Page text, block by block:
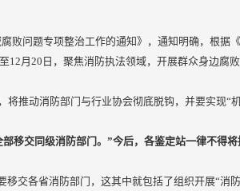
败问题专项整治工作的通知》，通知明确，根据
12月20日，聚焦消防执法领域，开展群众身边腐
推动消防部门与行业协会彻底脱钩，并要实现“机
移交同级消防部门。”今后，各鉴定站一律不得
交各省消防部门，这其中就包括了组织开展“消